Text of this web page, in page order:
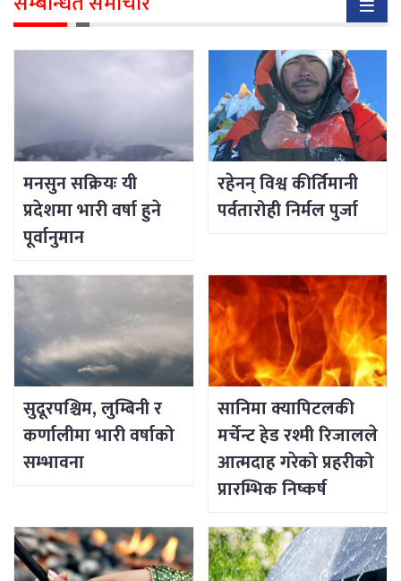
मनसुन सक्रियः यी
प्रदेशमा भारी वर्षा हुने
पूर्वानुमान
रहेनन् विश्व कीर्तिमानी
पर्वतारोही निर्मल पुर्जा
सुदूरपश्चिम, लुम्बिनी र
कर्णालीमा भारी वर्षाको
सम्भावना
सानिमा क्यापिटलकी
मर्चेन्ट हेड रश्मी रिजालले
आत्मदाह गरेको प्रहरीको
प्रारम्भिक निष्कर्ष